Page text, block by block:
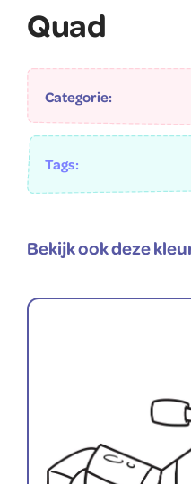
Quad
Categorie:
Tags:
Bekijk ook deze